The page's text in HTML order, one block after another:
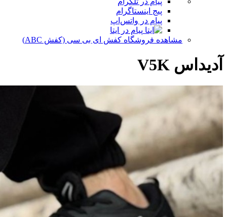
پیج اینستاگرام
پیام در واتس‌اپ
پیام در ایتا
مشاهده فروشگاه کفش ای بی سی (کفش ABC)
آدیداس V5K